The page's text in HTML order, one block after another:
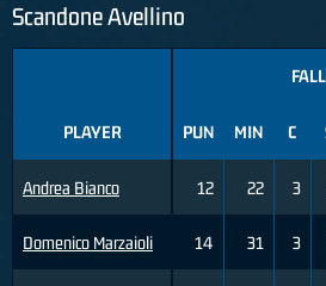
Scandone Avellino
PLAYER
Andrea Bianco
Domenico Marzaioli
PUN MIN C
12 22 3
14 31 3